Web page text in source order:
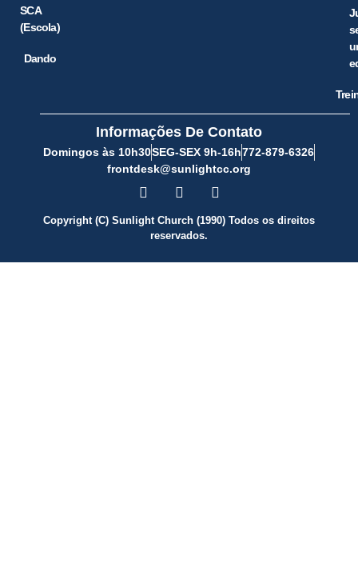
SCA
(Escola)
Dando
Informações De Contato
Domingos às 10h30SEG-SEX 9h-16h772-879-6326
frontdesk@sunlightcc.org
Copyright (C) Sunlight Church (1990) Todos os direitos
reservados.